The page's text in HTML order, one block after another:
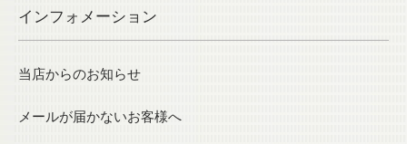
インフォメーション
当店からのお知らせ
メールが届かないお客様へ